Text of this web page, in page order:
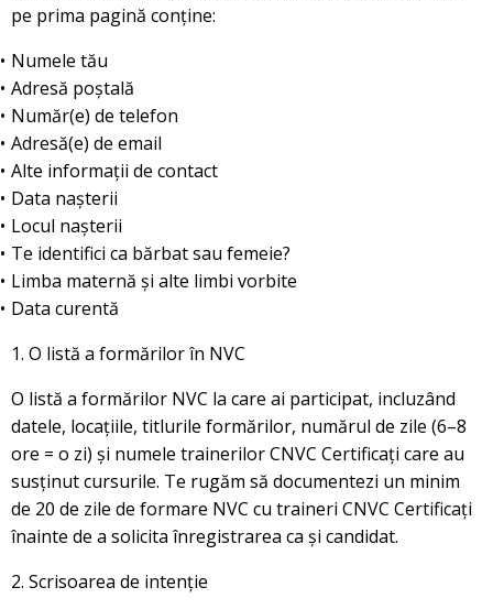
pe prima pagină conține:
Numele tău
Adresă poștală
Număr(e) de telefon
Adresă(e) de email
Alte informații de contact
Data nașterii
Locul nașterii
Te identifici ca bărbat sau femeie?
Limba maternă și alte limbi vorbite
Data curentă
1. O listă a formărilor în NVC
O listă a formărilor NVC la care ai participat, incluzând
datele, locațiile, titlurile formărilor, numărul de zile (6–8
ore = o zi) și numele trainerilor CNVC Certificați care au
susținut cursurile. Te rugăm să documentezi un minim
de 20 de zile de formare NVC cu traineri CNVC Certificați
înainte de a solicita înregistrarea ca și candidat.
2. Scrisoarea de intenție